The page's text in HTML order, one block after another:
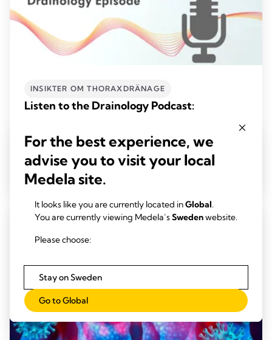
INSIKTER OM THORAXDRÄNAGE
Listen to the Drainology Podcast:
Tid att läsa: 1 min.
Läs mer
For the best experience, we
advise you to visit your local
Medela site.
It looks like you are currently located inGlobal.
You are currently viewing Medela’sSwedenwebsite.
Please choose:
Stay on Sweden
Go to Global